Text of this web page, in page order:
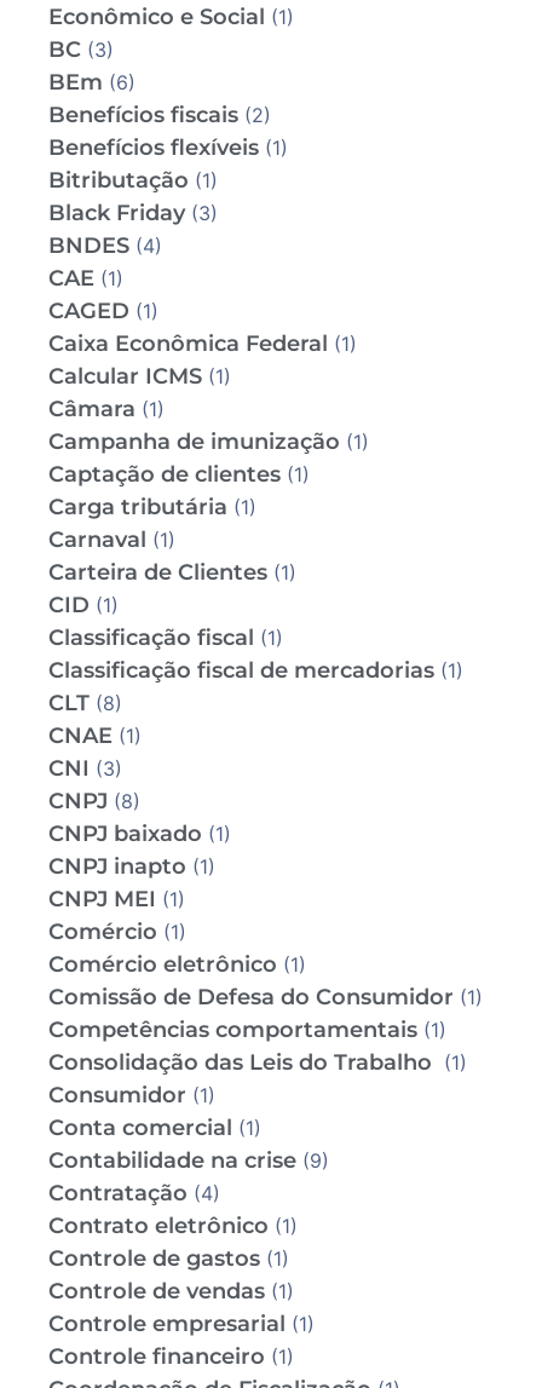
Econômico e Social (1)
BC (3)
BEm (6)
Benefícios fiscais (2)
Benefícios flexíveis (1)
Bitributação (1)
Black Friday(3)
BNDES (4)
CAE (1)
CAGED (1)
Caixa Econômica Federal (1)
Calcular ICMS (1)
Câmara (1)
Campanha de imunização (1)
Captação de clientes (1)
Carga tributária (1)
Carnaval (1)
Carteira de Clientes (1)
CID (1)
Classificação fiscal (1)
Classificação fiscal de mercadorias (1)
CLT (8)
CNAE (1)
CNI (3)
CNPJ (8)
CNPJ baixado (1)
CNPJ inapto (1)
CNPJ MEI (1)
Comércio (1)
Comércio eletrônico (1)
Comissão de Defesa do Consumidor (1)
Competências comportamentais (1)
Consolidação das Leis do Trabalho (1)
Consumidor (1)
Conta comercial (1)
Contabilidade na crise (9)
Contratação (4)
Contrato eletrônico (1)
Controle de gastos (1)
Controle de vendas (1)
Controle empresarial (1)
Controle financeiro (1)